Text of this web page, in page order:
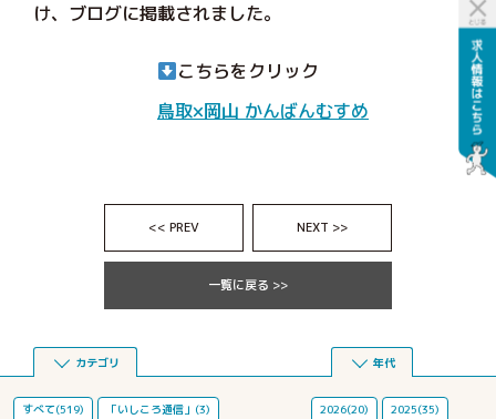
け、ブログに掲載されました。
こちらをクリック
鳥取×岡山 かんばんむすめ
<< PREV NEXT >>
一覧に戻る >>
カテゴリ
すべて(519) 「いしころ通信」(3)
年代
2026(20) 2025(35)